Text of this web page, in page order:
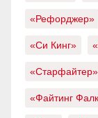
«Рефорджер»
«Си Кинг»
«Старфайтер»
«Файтинг